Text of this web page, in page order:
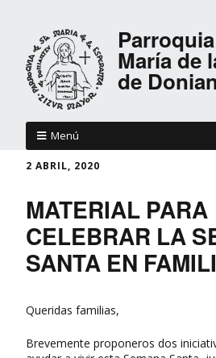
María de
de
Menú
2 ABRIL, 2020
MATERIAL PARA
CELEBRAR LA
SANTA EN
Queridas familias,
Brevemente proponeros dos